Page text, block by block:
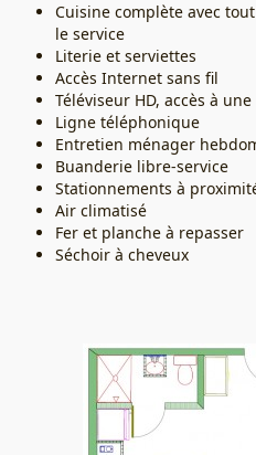
Cuisine complète avec
le service
Literie et serviettes
Accès Internet sans fil
Téléviseur HD, accès à
Ligne téléphonique
Entretien ménager
Buanderie libre-service
Stationnements à
Air climatisé
Fer et planche à repasser
Séchoir à cheveux